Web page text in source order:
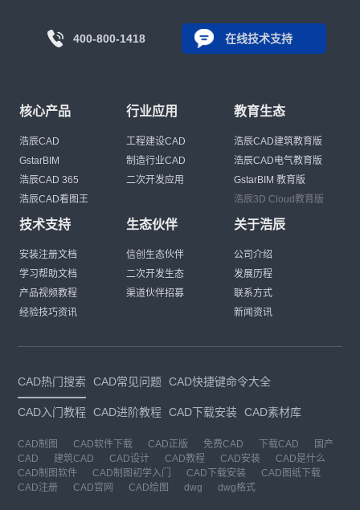
400-800-1418 在线技术支持
核心产品
浩辰CAD
GstarBIM
浩辰CAD 365
浩辰CAD看图王
行业应用
工程建设CAD
制造行业CAD
二次开发应用
教育生态
浩辰CAD建筑教育版
浩辰CAD电气教育版
GstarBIM 教育版
浩辰3D Cloud教育版
技术支持
安装注册文档
学习帮助文档
产品视频教程
经验技巧资讯
生态伙伴
信创生态伙伴
二次开发生态
渠道伙伴招募
关于浩辰
公司介绍
发展历程
联系方式
新闻资讯
CAD热门搜索 CAD常见问题 CAD快捷键命令大全
CAD入门教程 CAD进阶教程 CAD下载安装 CAD素材库
CAD制图 CAD软件下载 CAD正版 免费CAD 下载CAD
国产
CAD
建筑CAD CAD设计 CAD教程 CAD安装
CAD是什么
CAD制图软件
CAD制图初学入门 CAD下载安装
CAD图纸下载
CAD注册
CAD官网 CAD绘图 dwg dwg格式